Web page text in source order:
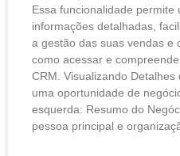
Essa funcionalidade permite
informações detalhadas,
a gestão das suas vendas e
como acessar e
CRM. Visualizando
uma oportunidade de
esquerda: Resumo do
pessoa principal e